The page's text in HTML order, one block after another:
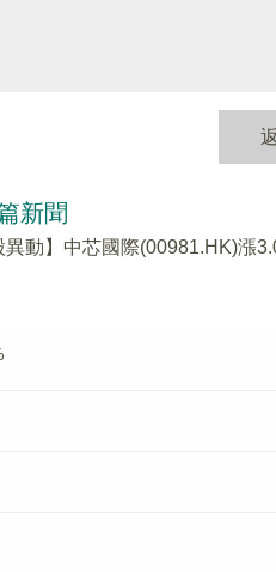
新聞
異動】中芯國際(00981.HK)漲